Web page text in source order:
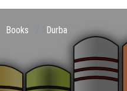
Books Durba